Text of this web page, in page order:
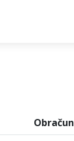
Obračun